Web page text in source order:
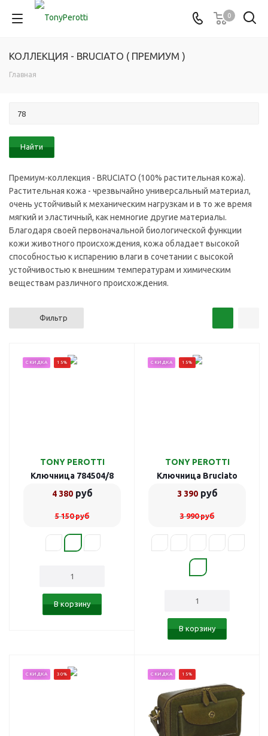
0
КОЛЛЕКЦИЯ - BRUCIATO ( ПРЕМИУМ )
Главная
Премиум-коллекция - BRUCIATO (100% растительная кожа).
Растительная кожа - чрезвычайно универсальный материал,
очень устойчивый к механическим нагрузкам и в то же время
мягкий и эластичный, как немногие другие материалы.
Благодаря своей первоначальной биологической функции
кожи животного происхождения, кожа обладает высокой
способностью к испарению влаги в сочетании с высокой
устойчивостью к внешним температурам и химическим
веществам различного происхождения.
Фильтр
СКИДКА 15%
TONY PEROTTI
Ключница 784504/8
4 380руб
5 150руб
В корзину
СКИДКА 15%
TONY PEROTTI
Ключница Bruciato
781194/24
3 390руб
3 990руб
В корзину
СКИДКА 30% СКИДКА 15%